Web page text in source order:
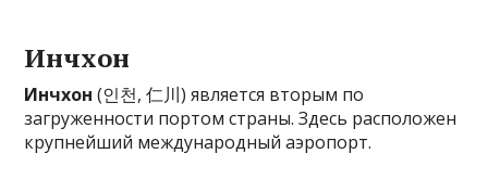
Инчхон
Инчхон (인천, 仁川) является вторым по
загруженности портом страны. Здесь расположен
крупнейший международный аэропорт.